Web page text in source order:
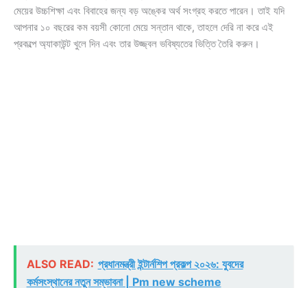
মেয়ের উচ্চশিক্ষা এবং বিবাহের জন্য বড় অঙ্কের অর্থ সংগ্রহ করতে পারেন। তাই যদি
আপনার ১০ বছরের কম বয়সী কোনো মেয়ে সন্তান থাকে, তাহলে দেরি না করে এই
প্রকল্পে অ্যাকাউন্ট খুলে দিন এবং তার উজ্জ্বল ভবিষ্যতের ভিত্তি তৈরি করুন।
ALSO READ: প্রধানমন্ত্রী ইন্টার্নশিপ প্রকল্প ২০২৬: যুবদের
কর্মসংস্থানের নতুন সম্ভাবনা | Pm new scheme